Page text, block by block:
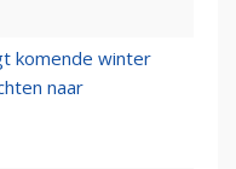
komende winter
naar